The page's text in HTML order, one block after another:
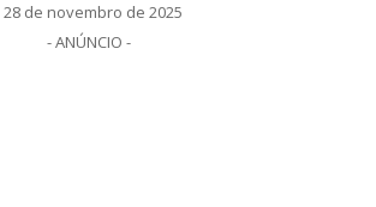
28 de novembro de 2025
- ANÚNCIO -